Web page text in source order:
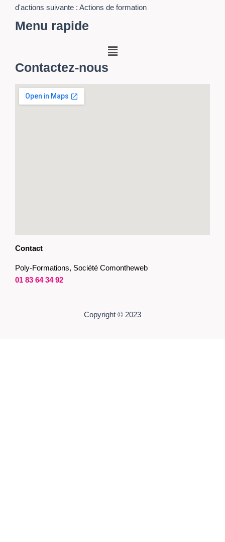
d'actions suivante : Actions de formation
Menu rapide
Menu
Contactez-nous
Contact
Poly-Formations, Société Comontheweb
01 83 64 34 92
Copyright © 2023